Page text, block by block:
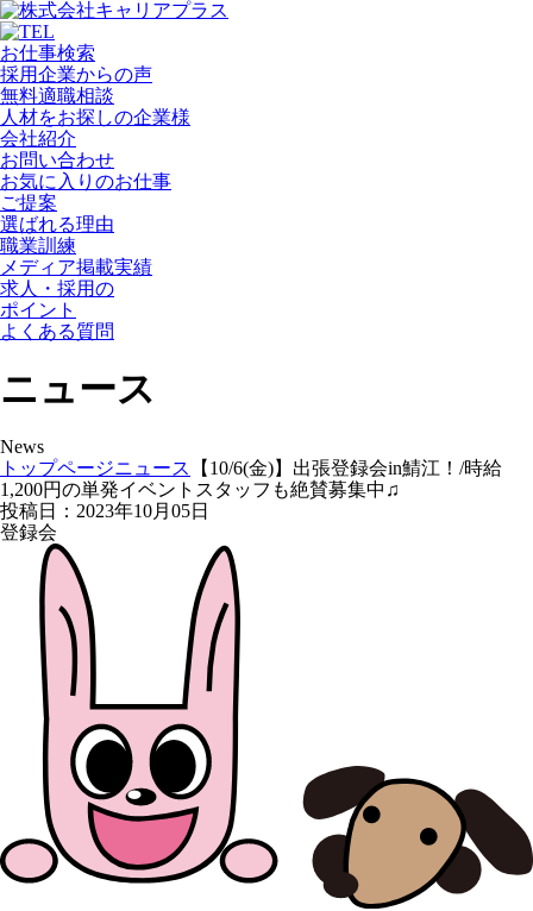
お仕事検索
採用企業からの声
無料適職相談
人材をお探しの企業様
会社紹介
お問い合わせ
お気に入りのお仕事
ご提案
選ばれる理由
職業訓練
メディア掲載実績
求人・採用の
ポイント
よくある質問
ニュース
News
トップページニュース
【10/6(金)】出張登録会in鯖江！/時給
1,200円の単発イベントスタッフも絶賛募集中♫
投稿日：2023年10月05日
登録会